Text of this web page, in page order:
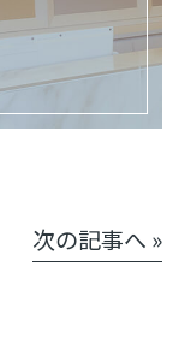
次の記事へ »